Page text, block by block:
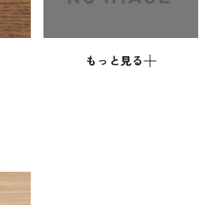
もっと見る